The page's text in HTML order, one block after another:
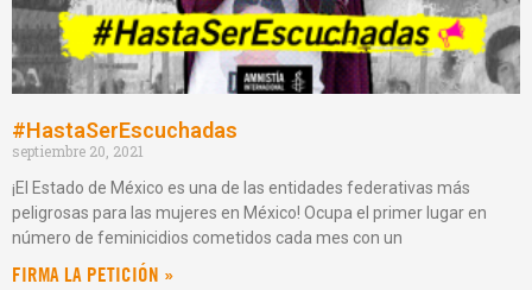
#HastaSerEscuchadas
septiembre 20, 2021
¡El Estado de México es una de las entidades federativas más
peligrosas para las mujeres en México! Ocupa el primer lugar en
número de feminicidios cometidos cada mes con un
FIRMA LA PETICIÓN »